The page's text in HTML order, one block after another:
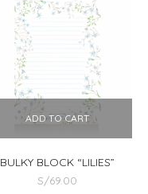
ADD TO CART
BULKY BLOCK “LILIES”
S/69.00